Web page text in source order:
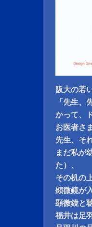
阪大の若
「先生、
かって、
お医者さ
先生、そ
まだ私が
た）、
その机の
顕微鏡が
顕微鏡と
福井は足